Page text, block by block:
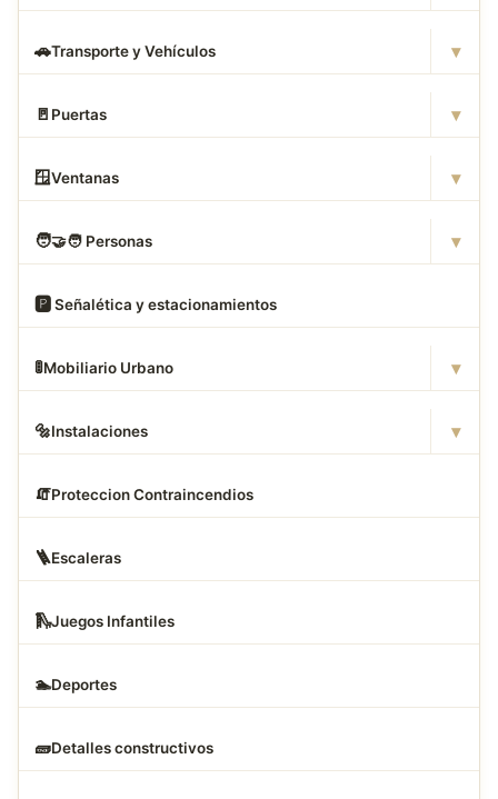
🚗Transporte y Vehículos ▾
🚪 Puertas ▾
🪟Ventanas ▾
🧑‍🤝‍🧑 Personas ▾
🅿️ Señalética y estacionamientos
🚦Mobiliario Urbano ▾
🔩Instalaciones ▾
🧯Proteccion Contraincendios
🪜Escaleras
🛝Juegos Infantiles
🏊Deportes
🧱Detalles constructivos